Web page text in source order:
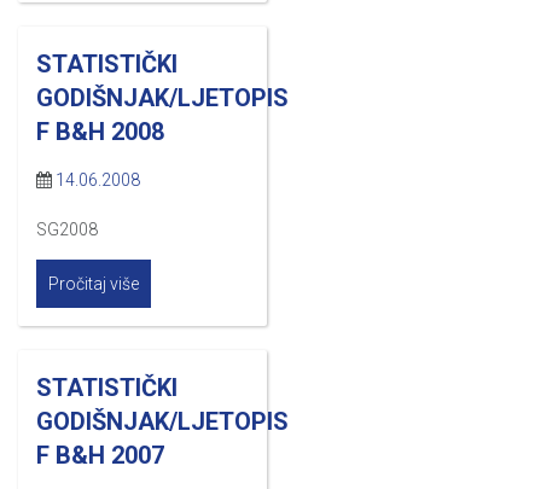
STATISTIČKI
GODIŠNJAK/LJETOPIS
F B&H 2008
14.06.2008
SG2008
Pročitaj više
STATISTIČKI
GODIŠNJAK/LJETOPIS
F B&H 2007